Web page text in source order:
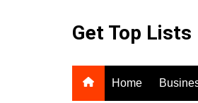
Get Top Lists
Home